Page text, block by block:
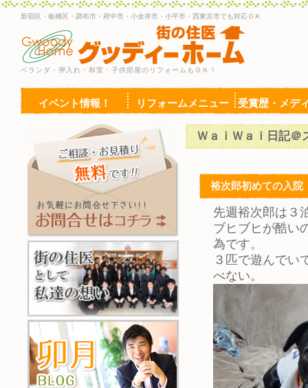
新宿区・板橋区・調布市・府中市・小金井市・小平市・西東京市でも対応ＯＫ
ベランダ・押入れ・和室・子供部屋のリフォームもＯＫ！
イベント情報！ リフォームメニュー 受賞歴・メデ
ＷａｉＷａｉ日記＠
裕次郎初めての入
先週裕次郎は３
ブヒブヒが酷い
為です。
３匹で遊んで
べない。